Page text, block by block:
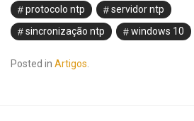
protocolo ntp
servidor ntp
sincronização ntp
windows 10
Posted in Artigos